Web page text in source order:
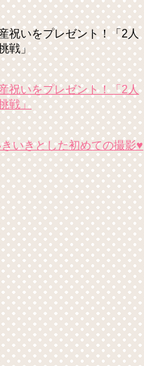
祝いをプレゼント！「2人
戦」
祝いをプレゼント！「2人
戦」
いきとした初めての撮影♥